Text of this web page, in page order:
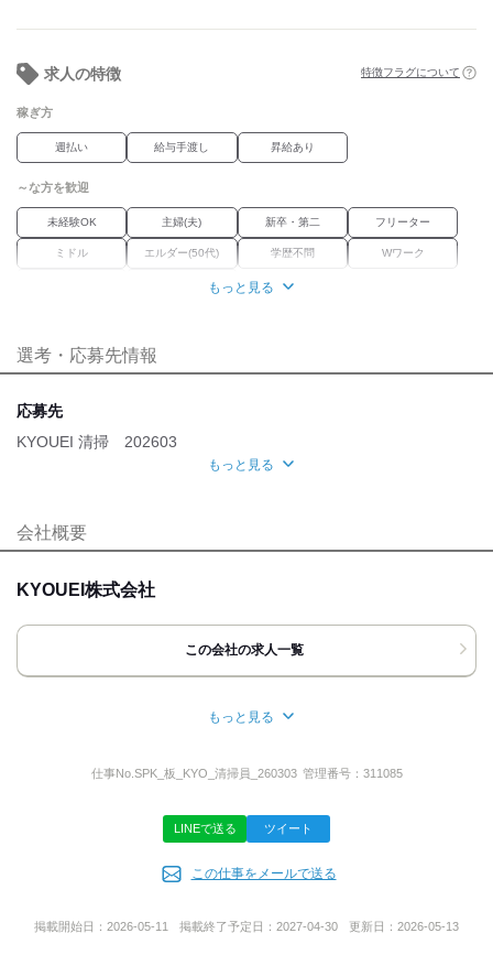
■ 有給休暇あり
求人の特徴 特徴フラグについて
稼ぎ方
週払い 給与手渡し 昇給あり
～な方を歓迎
未経験OK 主婦(夫) 新卒・第二 フリーター
ミドル エルダー(50代) 学歴不問 Wワーク
車通勤OK バイク通勤OK
交通費有
応募時のメリット
友達応募
もっと見る
選考・応募先情報
応募先
KYOUEI 清掃 202603
[最寄駅]
東京都 北区⁄西日暮里駅 (徒歩 8分)ほか
[住所]
地図・アクセス詳細を見る
応募ボタンまたはお電話よりご応募下さい。
お電話の際は「バイトルを見た」
【WEB応募の場合】
もっと見る
会社概要
KYOUEI株式会社
この会社の求人一覧
東京都北区田端新町１‐７‐５
もっと見る
仕事No. SPK_板_KYO_清掃員_260303 管理番号： 311085
LINEで送る ツイート
この仕事をメールで送る
掲載開始日： 2026-05-11 掲載終了予定日： 2027-04-30 更新日： 2026-05-13